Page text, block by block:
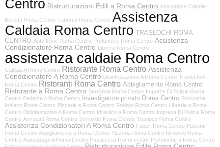
Centro Ristrutturazioni Edili a Roma Centro Assistenza Caldaie
Beretta Roma Centro Fabbri a Roma Centro Assistenza
Caldaia Roma Centro
TRASLOCHI ROMA
CENTRO Autofficine Roma Centro Profumerie Roma Centro Assistenza
Condizionatore Roma Centro Libreria Roma Centro
assistenza caldaie Roma Centro
Caldaia A Roma Centro Ristorante Roma Centro Assistenza
Condizionatore A Roma Centro Disinfestazione A Roma Centro Traslochi A
Roma Centro Ristoranti Roma Centro Abbigliamento Roma Centro
Ristorante a Roma Centro Serranda Roma Centro Imprese Di Pulizie Roma
Centro Badante A Roma Centro Investigatore privato Roma Centro Ristorante
Indiano Roma Centro Pizzerie a Roma Centro Fabbro Roma Centro Librerie a Roma
Centro Disinfestazioni A Roma Centro Idraulico a Roma Centro Impresa Di Pulizie Roma
Centro Avvocati Roma Centro Serrande Roma Centro Trasloco Roma Centro
Assistenza Condizionatori A Roma Centro Fabbri Roma Centro Pizzerie
Roma Centro Abbigliamento a Roma Centro Pizzeria Roma Centro Idraulico Roma
Centro Autospurgo A Roma Centro Pasticceria Roma centro Profumerie a Roma Centro